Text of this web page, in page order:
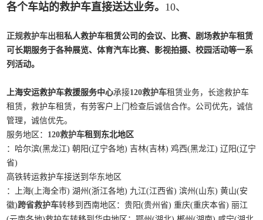
各个车站的救护车直接送达业务。 10、
正规救护车出租私人救护车租赁公司的会议、比赛、剧场救护车租赁
可长期服务于各种展览、体育汽车比赛、影视拍摄、校园活动等一系
列活动。
上海安运救护车救援服务中心承接120救护车租赁业务，长途救护车
租赁，救护车租赁，有劳客户上门检查后诚信合作。公司优先，诚信
管理，诚信优先。
服务地区： 120救护车租到东北地区
：哈尔滨(黑龙江) 朝阳(辽宁各地) 吉林(吉林) 鸡西(黑龙江) 辽阳(辽宁
省)
高铁转运救护车接送到华东地区
：上海(上海全市) 湖州(浙江各地) 九江(江西省) 滨州(山东) 黄山(安
徽)跨省救护车转移到西南地区：贵阳(贵州省) 重庆(重庆本省) 丽江